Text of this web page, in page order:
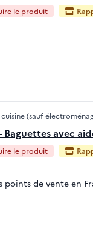
le produit
(sauf
Baguettes avec
le produit
points de vente en